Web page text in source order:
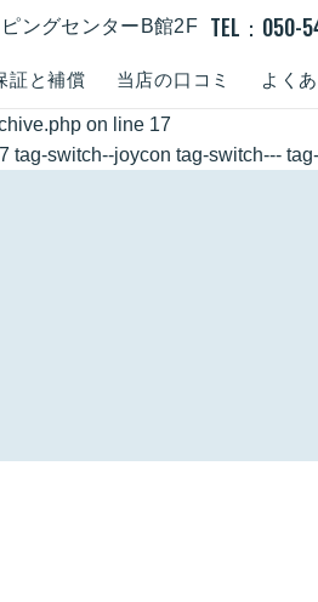
証と補償 当店の口コミ よく
ングセンターB館2F TEL：050-
on line 17
tag-switch--joycon tag-switch---